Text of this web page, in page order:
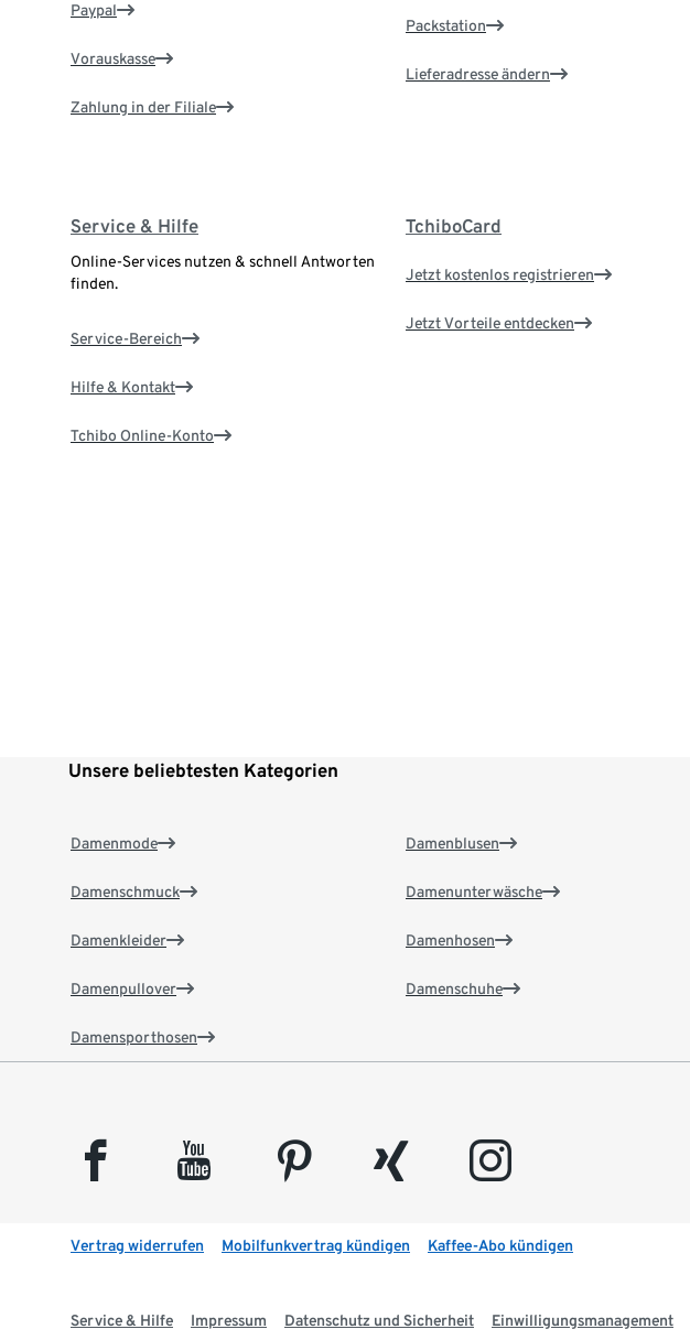
Paypal
Vorauskasse
Zahlung in der Filiale
Packstation
Lieferadresse ändern
Service & Hilfe
Online-Services nutzen & schnell Antworten
finden.
Service-Bereich
Hilfe & Kontakt
Tchibo Online-Konto
TchiboCard
Jetzt kostenlos registrieren
Jetzt Vorteile entdecken
Unsere beliebtesten Kategorien
Damenmode
Damenschmuck
Damenkleider
Damenpullover
Damensporthosen
Damenblusen
Damenunterwäsche
Damenhosen
Damenschuhe
facebook youtube pinterest xing instagram
Vertrag widerrufen Mobilfunkvertrag kündigen Kaffee-Abo kündigen
Service & Hilfe Impressum Datenschutz und Sicherheit Einwilligungsmanagement